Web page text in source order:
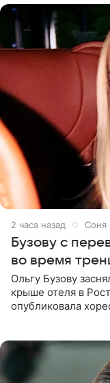
2 часа назад Соня
Бузову с
во время
Ольгу Бузову
крыше отеля в
опубликовала